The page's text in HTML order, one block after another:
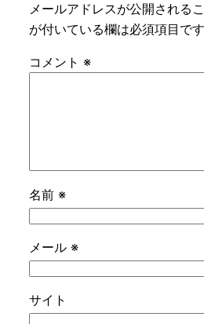
メールアドレスが公開される
が付いている欄は必須項目です
コメント ※
名前 ※
メール ※
サイト